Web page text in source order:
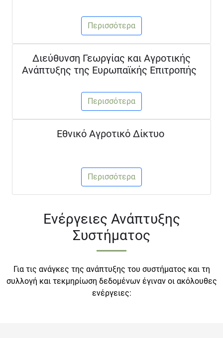
Περισσότερα
Διεύθυνση Γεωργίας και Αγροτικής
Ανάπτυξης της Ευρωπαϊκής Επιτροπής
Περισσότερα
Εθνικό Αγροτικό Δίκτυο
Περισσότερα
Ενέργειες Ανάπτυξης
Συστήματος
Για τις ανάγκες της ανάπτυξης του συστήματος και τη
συλλογή και τεκμηρίωση δεδομένων έγιναν οι ακόλουθες
ενέργειες: